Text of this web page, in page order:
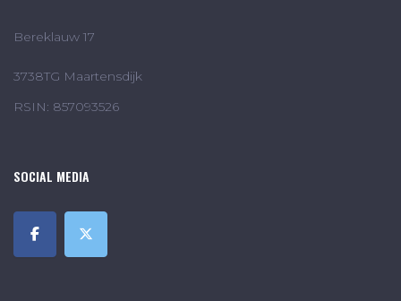
Bereklauw 17
3738TG Maartensdijk
RSIN: 857093526
SOCIAL MEDIA